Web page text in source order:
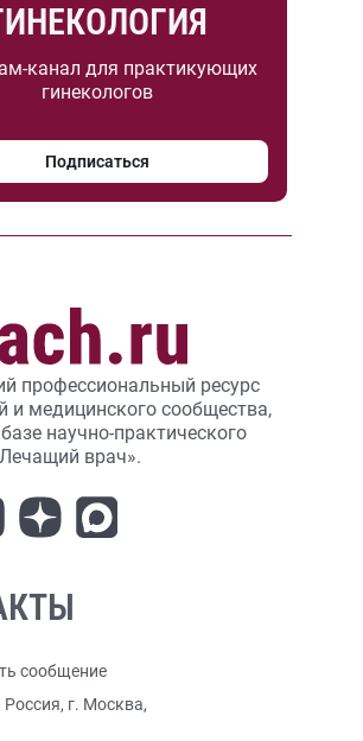
канал для практикующих
гинекологов
Подписаться
профессиональный ресурс
и медицинского сообщества,
научно-практического
врач».
сообщение
Россия, г. Москва,